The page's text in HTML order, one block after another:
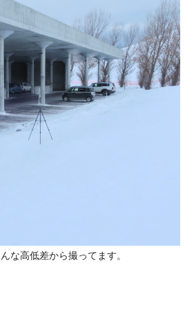
な高低差から撮ってます。